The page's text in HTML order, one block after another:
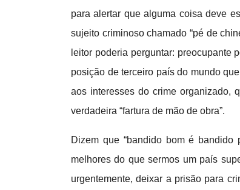
para alertar que alguma coisa deve
sujeito criminoso chamado “pé de
leitor poderia perguntar: preocupante
posição de terceiro país do mundo
aos interesses do crime organizado,
verdadeira “fartura de mão de obra”.
Dizem que “bandido bom é
melhores do que sermos um país
urgentemente, deixar a prisão para